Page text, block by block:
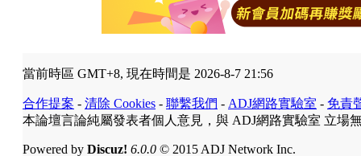
當前時區 GMT+8, 現在時間是 2026-8-7 21:56
合作提案 - 清除 Cookies - 聯繫我們 - ADJ網路實驗室 - 免責
本論壇言論純屬發表者個人意見，與 ADJ網路實驗室 立場
Powered by Discuz! 6.0.0 © 2015 ADJ Network Inc.